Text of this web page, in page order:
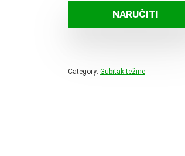
bila
je:
je:
39,00
NARUČITI
Category: Gubitak težine